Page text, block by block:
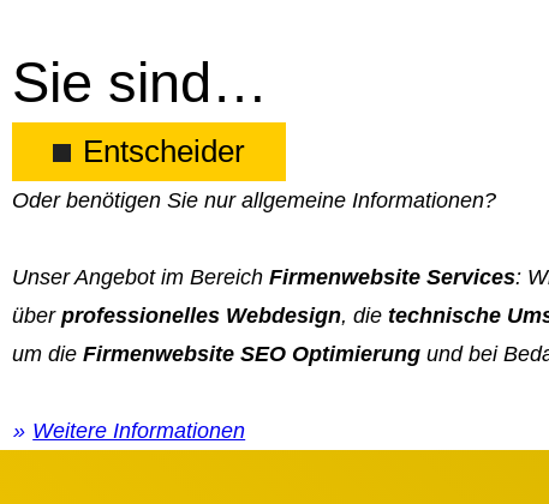
Sie sind…
Entscheider
Oder benötigen Sie nur allgemeine Informationen?
Unser Angebot im Bereich Firmenwebsite Services:
überprofessionelles Webdesign, die technische
um die Firmenwebsite SEO Optimierung und bei
Weitere Informationen